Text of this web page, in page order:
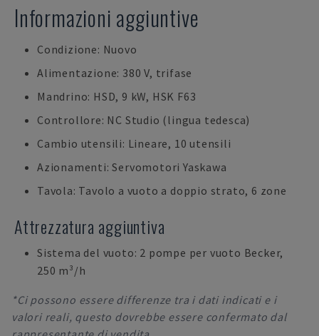
Informazioni aggiuntive
Condizione: Nuovo
Alimentazione: 380 V, trifase
Mandrino: HSD, 9 kW, HSK F63
Controllore: NC Studio (lingua tedesca)
Cambio utensili: Lineare, 10 utensili
Azionamenti: Servomotori Yaskawa
Tavola: Tavolo a vuoto a doppio strato, 6 zone
Attrezzatura aggiuntiva
Sistema del vuoto: 2 pompe per vuoto Becker,
250 m³/h
*Ci possono essere differenze tra i dati indicati e i
valori reali, questo dovrebbe essere confermato dal